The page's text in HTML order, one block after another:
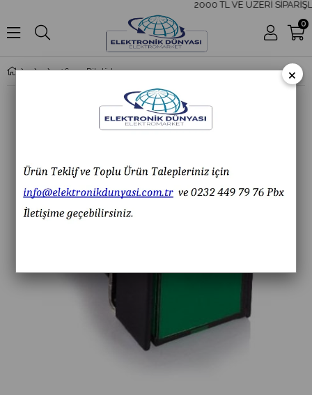
2000 TL VE ÜZERİ
0
16mm Dikdörtgen Kalıcı Buton 1NO+1NC 5 Pin Led Işık 24VAC/DC ×